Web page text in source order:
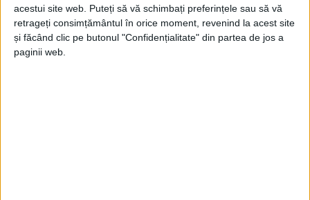
acestui site web. Puteți să vă schimbați preferințele sau să vă
retrageți consimțământul în orice moment, revenind la acest site
și făcând clic pe butonul "Confidențialitate" din partea de jos a
paginii web.